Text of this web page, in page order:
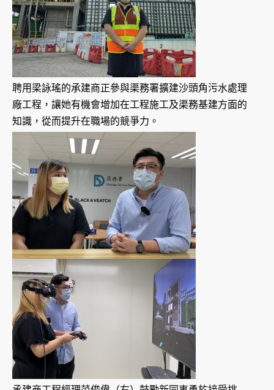
聘用梁詠瑤的承建商正參與渠務署擴建沙頭角污水處理
廠工程，讓她有機會增加在工程施工及渠務基建方面的
知識，從而提升在職場的競爭力。